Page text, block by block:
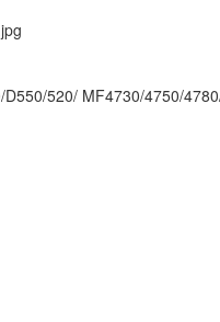
520/ MF4730/4750/